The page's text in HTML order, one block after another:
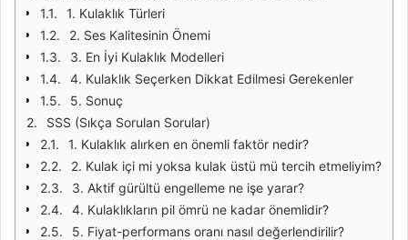
1. Kulaklık Türleri
2. Ses Kalitesinin Önemi
3. En İyi Kulaklık Modelleri
4. Kulaklık Seçerken Dikkat Edilmesi Gerekenler
5. Sonuç
SSS (Sıkça Sorulan Sorular)
1. Kulaklık alırken en önemli faktör nedir?
2. Kulak içi mi yoksa kulak üstü mü tercih etmeliyim?
3. Aktif gürültü engelleme ne işe yarar?
4. Kulaklıkların pil ömrü ne kadar önemlidir?
5. Fiyat-performans oranı nasıl değerlendirilir?